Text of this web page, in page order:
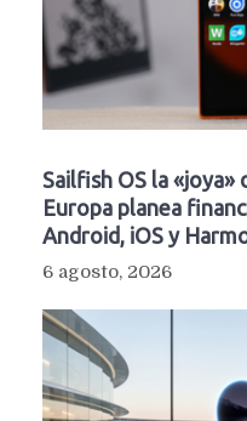
Sailfish OS la
Europa planea
Android, iOS y
6 agosto, 2026